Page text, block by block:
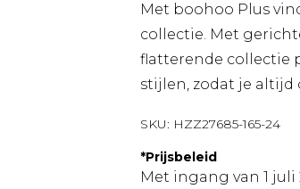
Met boohoo Plus
collectie. Met
flatterende collectie
stijlen, zodat je altijd
SKU: HZZ27685-165-24
*Prijsbeleid
Met ingang van 1